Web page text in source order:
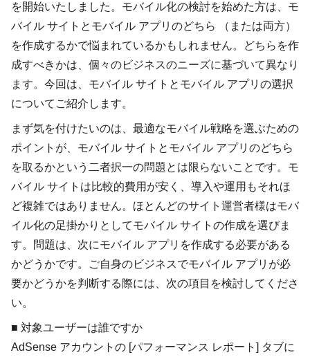
を開始いたしました。モバイル化の検討を始めた方は、モ
バイル サイトとモバイル アプリのどちら （または両方）
を作成するかで悩まれているかもしれません。どちらを作
成すべきかは、個々のビジネスのニーズに基づいて異なり
ます。今回は、モバイル サイトとモバイル アプリの選択
についてご紹介します。
まず気を付けたいのは、最適なモバイル戦略を選ぶための
ポイントが、モバイル サイトとモバイル アプリのどちら
を取るかという二者択一の問題とは限らないことです。モ
バイル サイトは比較的費用が安く、導入や運用もそれほ
ど複雑ではありません。ほとんどのサイト運営者様はモバ
イル化の足掛かりとしてモバイル サイトの作成を選びま
す。問題は、次にモバイル アプリを作成する必要がある
かどうかです。ご自身のビジネスでモバイル アプリが必
要かどうかを判断する際には、次の項目を検討してくださ
い。
■ 対象ユーザーは誰ですか
AdSense アカウントの [パフォーマンス レポート] タブに